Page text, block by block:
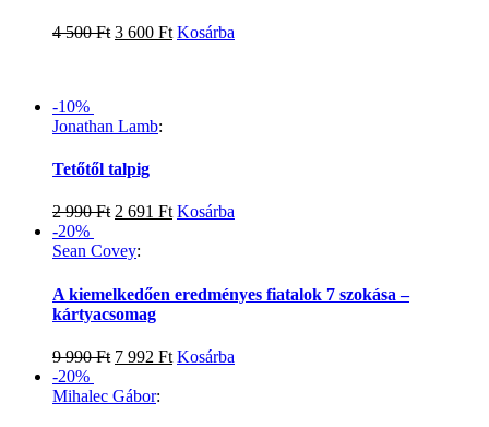
4 500Ft 3 600 Ft Kosárba
-10%
Jonathan Lamb:
Tetőtől talpig
2 990Ft 2 691 Ft Kosárba
-20%
Sean Covey:
A kiemelkedően eredményes fiatalok 7 szokása –
kártyacsomag
9 990Ft 7 992 Ft Kosárba
-20%
Mihalec Gábor: